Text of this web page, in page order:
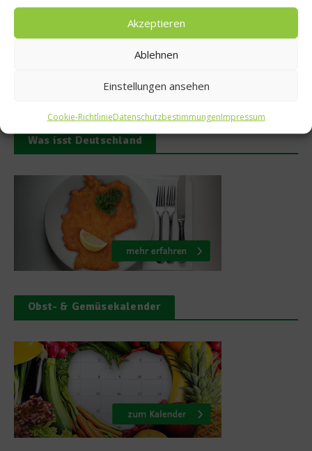
Akzeptieren
Ablehnen
Einstellungen ansehen
Cookie-RichtlinieDatenschutzbestimmungenImpressum
Was isst Deutschland
Obst- & Gemüsekalender